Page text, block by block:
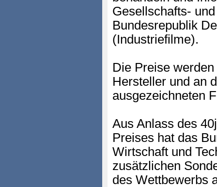
Gesellschafts-
Bundesrepublik
(Industriefilme).
Die Preise
Hersteller und an
ausgezeichneten
Aus Anlass des
Preises hat das
Wirtschaft und
zusätzlichen
des Wettbewerbs